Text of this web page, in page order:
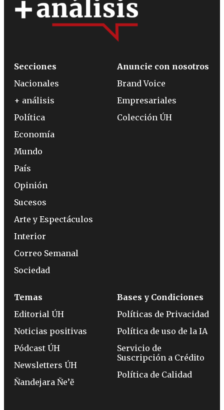
Secciones
Nacionales
+ análisis
Política
Economía
Mundo
País
Opinión
Sucesos
Arte y Espectáculos
Interior
Correo Semanal
Sociedad
Anuncie con nosotros
Brand Voice
Empresariales
Colección ÚH
Temas
Editorial ÚH
Noticias positivas
Pódcast ÚH
Newsletters ÚH
Ñandejara Ñe’ẽ
Bases y Condiciones
Políticas de Privacidad
Política de uso de la IA
Servicio de
Suscripción a Crédito
Política de Calidad